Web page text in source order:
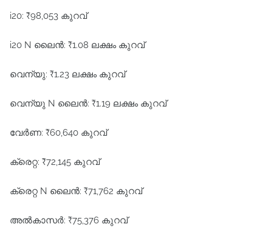
i20: ₹98,053 കുറവ്
i20 N ലൈൻ: ₹1.08 ലക്ഷം കുറവ്
വെന്യു: ₹1.23 ലക്ഷം കുറവ്
വെന്യു N ലൈൻ: ₹1.19 ലക്ഷം കുറവ്
വേർണ: ₹60,640 കുറവ്
ക്രെറ്റ: ₹72,145 കുറവ്
ക്രെറ്റ N ലൈൻ: ₹71,762 കുറവ്
അൽകാസർ: ₹75,376 കുറവ്